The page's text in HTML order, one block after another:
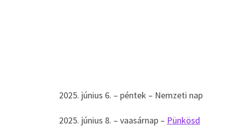
2025. június 6. – péntek – Nemzeti nap
2025. június 8. – vaasárnap – Pünkösd